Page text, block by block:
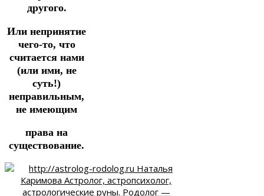
другого.
Или непринятие
чего-то, что
считается нами
(или ими, не
суть!)
неправильным,
не имеющим
права на
существование.